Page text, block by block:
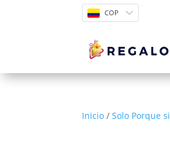
COP
Inicio /Solo Porque si